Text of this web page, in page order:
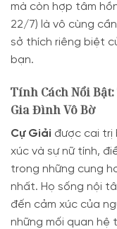
mà còn hợp tâm
22/7) là vô cùng
sở thích riêng biệt
bạn.
Tính Cách Nổi
Gia Đình Vô Bờ
Cự Giải được cai trị
xúc và sự nữ tính,
trong những cung
nhất. Họ sống nội
đến cảm xúc của
những mối quan hệ